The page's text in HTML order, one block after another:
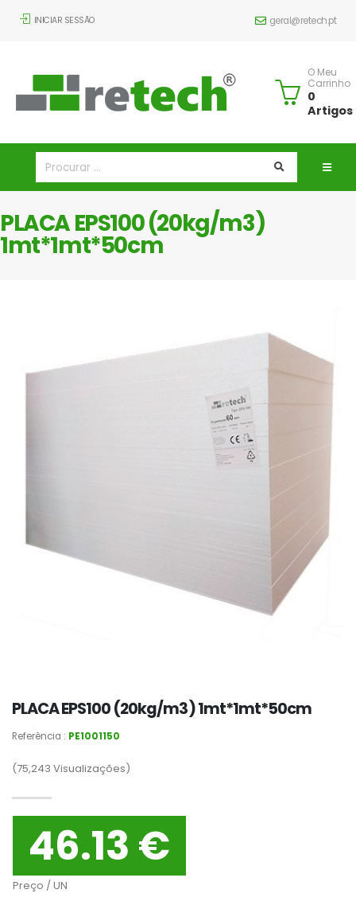
INICIAR SESSÃO geral@retech.pt
O Meu
Carrinho
0
Artigos
PLACA EPS100 (20kg/m3)
1mt*1mt*50cm
PLACA EPS100 (20kg/m3) 1mt*1mt*50cm
Referência : PE1001150
(75,243 Visualizações)
46.13 €
Preço / UN